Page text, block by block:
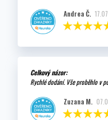
Andrea Č.
Celkový názor:
Rychlé dodání. Vše proběhlo v
Zuzana M.